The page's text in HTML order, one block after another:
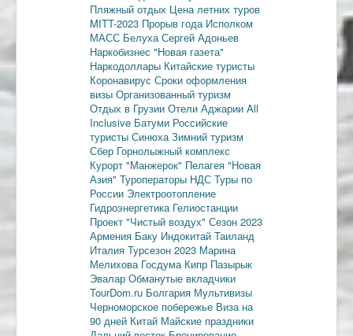
Пляжный отдых Цена летних туров
MITT-2023 Прорыв года Исполком
МАСС Белуха Сергей Адоньев
Наркобизнес "Новая газета"
Наркодоллары Китайские туристы
Коронавирус Сроки оформления
визы Организованный туризм
Отдых в Грузии Отели Аджарии All
Inclusive Батуми Российские
туристы Синюха Зимний туризм
Сбер Горнолыжный комплекс
Курорт "Манжерок" Пелагея "Новая
Азия" Туроператоры НДС Туры по
России Электроотопление
Гидроэнергетика Гелиостанции
Проект "Чистый воздух" Сезон 2023
Армения Баку Индокитай Таиланд
Италия Турсезон 2023 Марина
Мелихова Госдума Кипр Пазырык
Эвалар Обманутые вкладчики
TourDom.ru Болгария Мультивизы
Черноморское побережье Виза на
90 дней Китай Майские праздники